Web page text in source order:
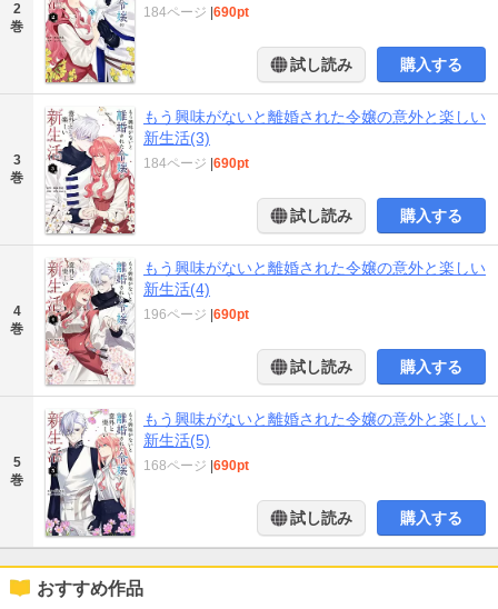
2
巻
184ページ 690pt
試し読み 購入する
3
巻
もう興味がないと離婚された令嬢の意外と楽しい
新生活(3)
184ページ 690pt
試し読み 購入する
4
巻
もう興味がないと離婚された令嬢の意外と楽しい
新生活(4)
196ページ 690pt
試し読み 購入する
5
巻
もう興味がないと離婚された令嬢の意外と楽しい
新生活(5)
168ページ 690pt
試し読み 購入する
おすすめ作品